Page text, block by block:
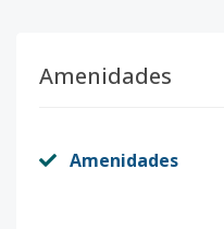
Amenidades
Amenidades